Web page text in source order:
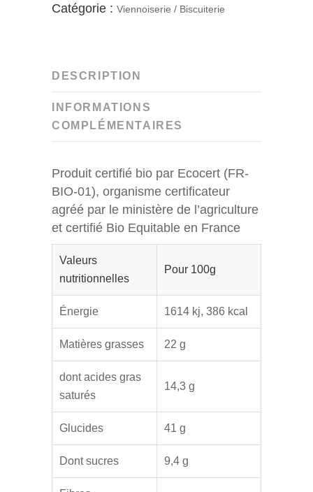
Catégorie : Viennoiserie / Biscuiterie
DESCRIPTION
INFORMATIONS
COMPLÉMENTAIRES
Produit certifié bio par Ecocert (FR-
BIO-01), organisme certificateur
agréé par le ministère de l’agriculture
et certifié Bio Equitable en France
Valeurs
nutritionnelles
Pour 100g
Énergie 1614 kj, 386 kcal
Matières grasses 22 g
dont acides gras
saturés
14,3 g
Glucides 41 g
Dont sucres 9,4 g